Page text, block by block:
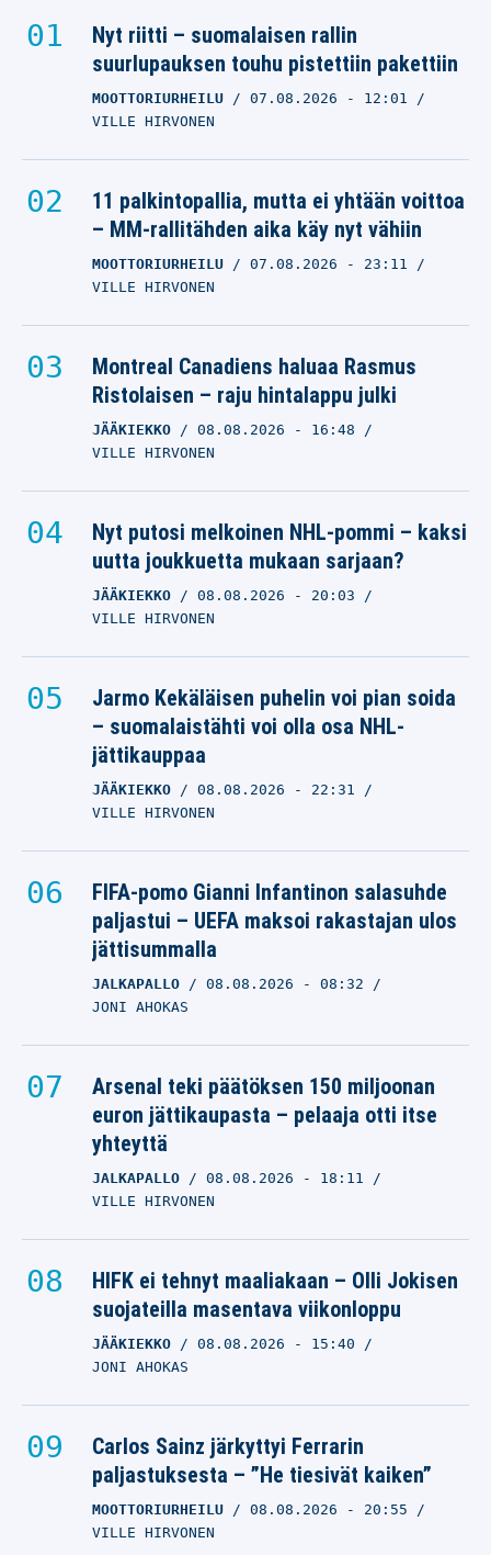
Nyt riitti – suomalaisen rallin
suurlupauksen touhu pistettiin pakettiin
MOOTTORIURHEILU 07.08.2026 - 12:01
VILLE HIRVONEN
11 palkintopallia, mutta ei yhtään voittoa
– MM-rallitähden aika käy nyt vähiin
MOOTTORIURHEILU 07.08.2026 - 23:11
VILLE HIRVONEN
Montreal Canadiens haluaa Rasmus
Ristolaisen – raju hintalappu julki
JÄÄKIEKKO 08.08.2026 - 16:48
VILLE HIRVONEN
Nyt putosi melkoinen NHL-pommi – kaksi
uutta joukkuetta mukaan sarjaan?
JÄÄKIEKKO 08.08.2026 - 20:03
VILLE HIRVONEN
Jarmo Kekäläisen puhelin voi pian soida
– suomalaistähti voi olla osa NHL-
jättikauppaa
JÄÄKIEKKO 08.08.2026 - 22:31
VILLE HIRVONEN
FIFA-pomo Gianni Infantinon salasuhde
paljastui – UEFA maksoi rakastajan ulos
jättisummalla
JALKAPALLO 08.08.2026 - 08:32
JONI AHOKAS
Arsenal teki päätöksen 150 miljoonan
euron jättikaupasta – pelaaja otti itse
yhteyttä
JALKAPALLO 08.08.2026 - 18:11
VILLE HIRVONEN
HIFK ei tehnyt maaliakaan – Olli Jokisen
suojateilla masentava viikonloppu
JÄÄKIEKKO 08.08.2026 - 15:40
JONI AHOKAS
Carlos Sainz järkyttyi Ferrarin
paljastuksesta – ”He tiesivät kaiken”
MOOTTORIURHEILU 08.08.2026 - 20:55
VILLE HIRVONEN